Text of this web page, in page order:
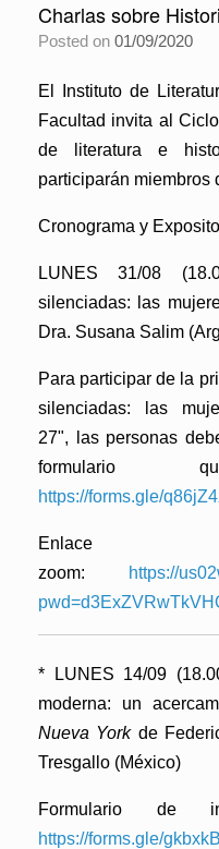
Charlas sobre
Posted on 01/09/2020
El Instituto de
Facultad invita al
de literatura e
participarán miembros
Cronograma y
LUNES 31/08
silenciadas: las
Dra. Susana Salim
Para participar de la
silenciadas: las
27",
las personas
https://forms.gle/
Enlace
zoom:
https://
* LUNES 14/09
moderna: un
Nueva Yorkde
Tresgallo (México)
Formulario de
https://forms.gle/